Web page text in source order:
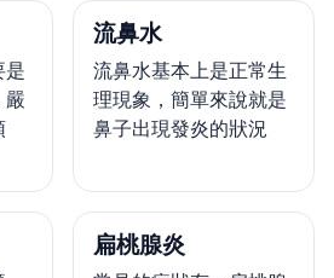
是
嚴
流鼻水
流鼻水基本上是正常生
理現象，簡單來說就是
鼻子出現發炎的狀況
扁桃腺炎